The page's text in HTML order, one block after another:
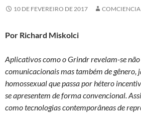
10 DE FEVEREIRO DE 2017 COMCIENCIA
Por Richard Miskolci
Aplicativos como o Grindr revelam-se não
comunicacionais mas também de gênero,
homossexual que passa por hétero
se apresentem de forma convencional.
como tecnologias contemporâneas de